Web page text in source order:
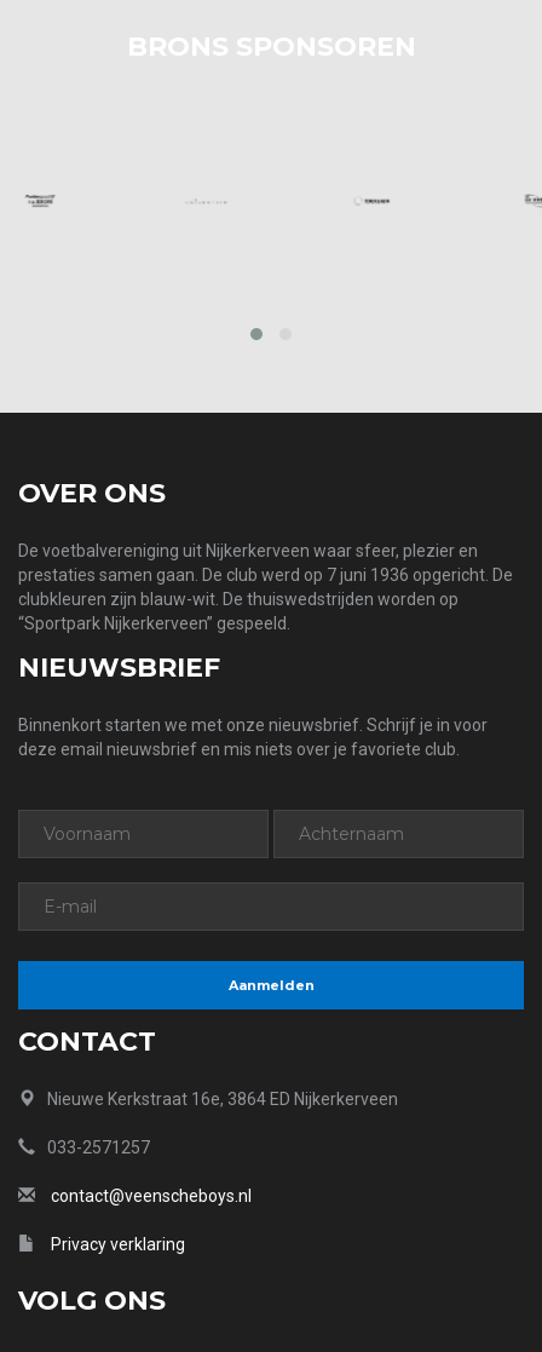
BRONS SPONSOREN
prev
OVER ONS
De voetbalvereniging uit Nijkerkerveen waar sfeer, plezier en
prestaties samen gaan. De club werd op 7 juni 1936 opgericht. De
clubkleuren zijn blauw-wit. De thuiswedstrijden worden op
“Sportpark Nijkerkerveen” gespeeld.
NIEUWSBRIEF
Binnenkort starten we met onze nieuwsbrief. Schrijf je in voor
deze email nieuwsbrief en mis niets over je favoriete club.
CONTACT
Nieuwe Kerkstraat 16e, 3864 ED Nijkerkerveen
033-2571257
contact@veenscheboys.nl
Privacy verklaring
VOLG ONS